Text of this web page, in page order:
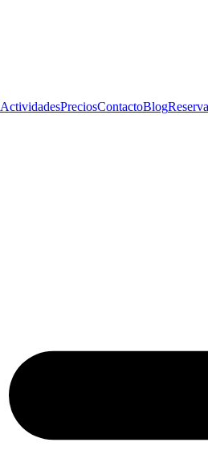
ActividadesPreciosContactoBlog